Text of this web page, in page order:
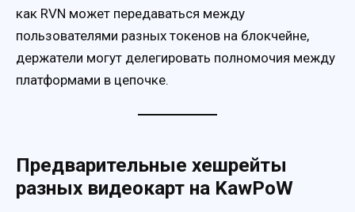
как RVN может передаваться между
пользователями разных токенов на блокчейне,
держатели могут делегировать полномочия между
платформами в цепочке.
Предварительные хешрейты
разных видеокарт на KawPoW